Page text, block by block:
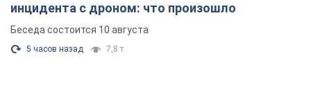
инцидента с дроном: что произошло
Беседа состоится 10 августа
5 часов назад 7,8 т.